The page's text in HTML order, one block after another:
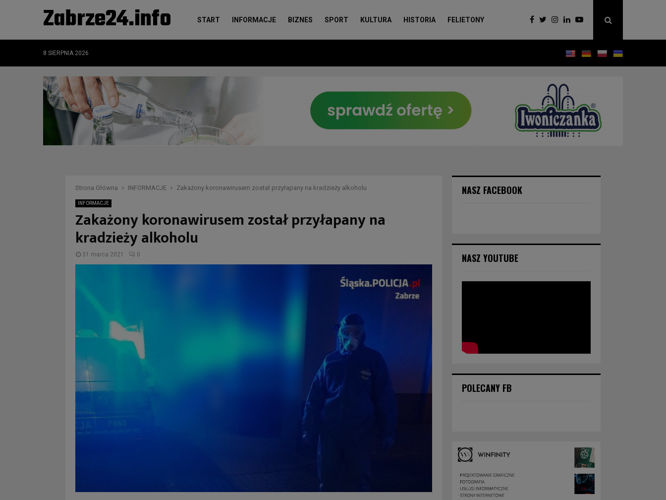
Zabrze24.info START INFORMACJE BIZNES SPORT KULTURA HISTORIA FELIETONY
8 SIERPNIA 2026
Strona Główna INFORMACJE Zakażony koronawirusem został przyłapany na kradzieży alkoholu
INFORMACJE
Zakażony koronawirusem został przyłapany na
kradzieży alkoholu
31 marca 2021 0
NASZ FACEBOOK
NASZ YOUTUBE
POLECANY FB